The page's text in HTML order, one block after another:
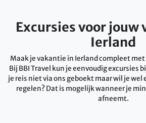
Excursies voor jouw
Ierland
Maak je vakantie in Ierland compleet
Bij BBI Travel kun je eenvoudig excursies
je reis niet via ons geboekt maar wil je wel
regelen? Dat is mogelijk wanneer je
afneemt.